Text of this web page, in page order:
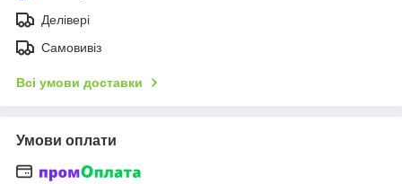
Делівері
Самовивіз
Всі умови доставки
Умови оплати